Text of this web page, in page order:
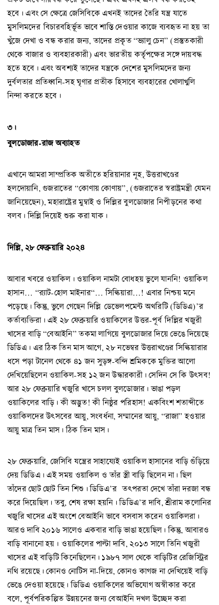
হবে। এবং সে ক্ষেত্রে জেসিবিকে এখনই তাদের তৈরি যন্ত্র যাতে
মুসলিমদের বিচারবহির্ভূত ভাবে শাস্তি দেওয়ার কাজে ব্যবহৃত না হয় তা
খুঁজে দেখা ও বন্ধ করার জন্য, তাদের প্রকৃত “ভ্যালু চেন” (প্রস্তুতকারী
থেকে বাজার ও ব্যবহারকারী) এবং ভারতীয় কর্তৃপক্ষের সঙ্গে দায়বদ্ধ
হতে হবে। এবং অবশ্যই তাদের যন্ত্রকে দেশের মুসলিমদের জন্য
দুর্বলতার প্রতিধ্বনি-সহ ঘৃণার প্রতীক হিসাবে ব্যবহারের খোলাখুলি
নিন্দা করতে হবে।
৩।
বুলডোজার-রাজ অব্যাহত
এখানে আমরা সাম্প্রতিক অতীতে হরিয়ানার নূহ, উত্তরাখণ্ডের
হলদোয়ানি, গুজরাতের “কোণায় কোণায়”, (গুজরাতের স্বরাষ্ট্রমন্ত্রী যেমন
জানিয়েছেন), মহারাষ্ট্রের মুম্বাই ও দিল্লির বুলডোজার নিপীড়নের কথা
বলব। দিল্লি দিয়েই শুরু করা যাক।
দিল্লি, ২৮ ফেব্রুয়ারি ২০২৪
আবার খবরে ওয়াকিল। ওয়াকিল নামটা বোধহয় ভুলে যাননি! ওয়াকিল
হাসান… “র‍্যাট-হোল মাইনার“… সিল্কিয়ারা…! এবার নিশ্চয় মনে
পড়েছে। কিন্তু, ভুলে গেছেন দিল্লি ডেভেলপমেন্ট অথরিটি (ডিডিএ)’র
কর্তাব্যক্তিরা। এই ২৮ ফেব্রুয়ারি ওয়াকিলের উত্তর-পূর্ব দিল্লির খজুরী
খাসের বাড়ি “বেআইনি” তকমা লাগিয়ে বুলডোজার দিয়ে ভেঙে দিয়েছে
ডিডিএ। এর ঠিক তিন মাস আগে, ২৮ নভেম্বর উত্তরাখণ্ডের সিল্কিয়ারার
ধসে পড়া টানেল থেকে ৪১ জন সুড়ঙ্গ-বন্দি শ্রমিককে মুক্তির আলো
দেখিয়েছিলেন ওয়াকিল-সহ ১২ জন উদ্ধারকারী। সেদিন সে কি উৎসব!
আর ২৮ ফেব্রুয়ারি খজুরি খাসে চলল বুলডোজার। ভাঙা পড়ল
ওয়াকিলের বাড়ি। কী অদ্ভুত! কী নিষ্ঠুর পরিহাস! একবিংশ শতাব্দীতে
ওয়াকিলদের উৎসবের আয়ু, সংবর্ধনা, সম্মানের আয়ু, “রাজা” হওয়ার
আয়ু মাত্র তিন মাস। ঠিক তিন মাস।
২৮ ফেব্রুয়ারি, জেসিবি যন্ত্রের সাহায্যেই ওয়াকিল হাসানের বাড়ি গুঁড়িয়ে
দেয় ডিডিএ। এই সময় ওয়াকিল ও তাঁর স্ত্রী বাড়ি ছিলেন না। ছিল
তাঁদের ছোট ছোট তিন শিশু। ডিডিএ’র তৎপরতা দেখে তাঁরা দরজা বন্ধ
করে দিয়েছিল। তবু, শেষ রক্ষা হয়নি। ডিডিএ’র দাবি, শ্রীরাম কলোনির
খজুরি খাসের এই অংশে বেআইনি ভাবে বসবাস করেন ওয়াকিলরা।
আরও দাবি ২০১৬ সালেও একবার বাড়ি ভাঙা হয়েছিল। কিন্তু, আবারও
বাড়ি বানানো হয়। ওয়াকিলের পাল্টা দাবি, ২০১৩ সালে তিনি খজুরী
খাসের এই বাড়িটি কিনেছিলেন। ১৯৮৭ সাল থেকে বাড়িটির রেজিস্ট্রির
নথি রয়েছে। কোনও নোটিস না-দিয়ে, কোনও কাগজ না দেখিয়েই বাড়ি
ভেঙে দেওয়া হয়েছে। ডিডিএ ওয়াকিলের অভিযোগ অস্বীকার করে
বলে, পূর্বপরিকল্পিত উন্নয়নের জন্য বেআইনি দখল উচ্ছেদ করা